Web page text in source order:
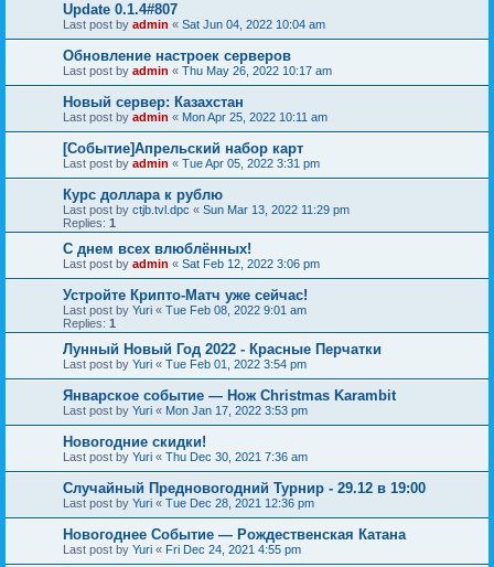
Update 0.1.4#807
Last post by admin « Sat Jun 04, 2022 10:04 am
Обновление настроек серверов
Last post by admin « Thu May 26, 2022 10:17 am
Новый сервер: Казахстан
Last post by admin « Mon Apr 25, 2022 10:11 am
[Событие]Апрельский набор карт
Last post by admin « Tue Apr 05, 2022 3:31 pm
Курс доллара к рублю
Last post by ctjb.tvl.dpc « Sun Mar 13, 2022 11:29 pm
Replies: 1
С днем всех влюблённых!
Last post by admin « Sat Feb 12, 2022 3:06 pm
Устройте Крипто-Матч уже сейчас!
Last post by Yuri « Tue Feb 08, 2022 9:01 am
Replies: 1
Лунный Новый Год 2022 - Красные Перчатки
Last post by Yuri « Tue Feb 01, 2022 3:54 pm
Январское событие — Нож Christmas Karambit
Last post by Yuri « Mon Jan 17, 2022 3:53 pm
Новогодние скидки!
Last post by Yuri « Thu Dec 30, 2021 7:36 am
Случайный Предновогодний Турнир - 29.12 в 19:00
Last post by Yuri « Tue Dec 28, 2021 12:36 pm
Новогоднее Событие — Рождественская Катана
Last post by Yuri « Fri Dec 24, 2021 4:55 pm